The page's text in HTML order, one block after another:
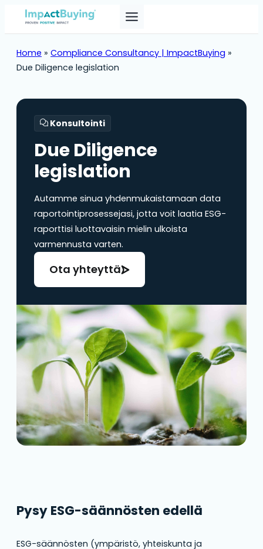
Home » Compliance Consultancy | ImpactBuying »
Due Diligence legislation
Konsultointi
Due Diligence
legislation
Autamme sinua yhdenmukaistamaan data
raportointiprosessejasi, jotta voit laatia ESG-
raporttisi luottavaisin mielin ulkoista
varmennusta varten.
Ota yhteyttä
Pysy ESG-säännösten edellä
ESG-säännösten (ympäristö, yhteiskunta ja